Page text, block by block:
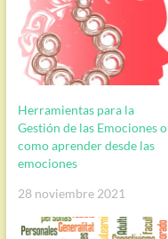
Herramientas para la
Gestión de las Emociones o
como aprender desde las
emociones
28 noviembre 2021